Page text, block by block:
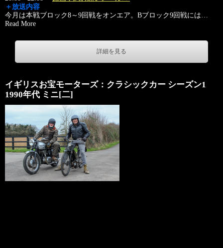
＋放送内容
今月は本戦ブロック8～9回戦をオンエア。Bブロック9回戦には…
Read More
詳細を見る
イギリスお宝モーターズ：クラシックカー シーズン1
1990年代 ミニ[二]